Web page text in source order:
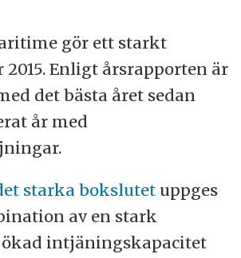
gör ett starkt
Enligt årsrapporten är
det bästa året sedan
år med
starka bokslutetuppges
av en stark
intjäningskapacitet